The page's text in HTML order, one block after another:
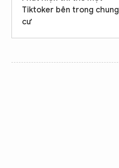
Tiktoker bên trong chung
cư